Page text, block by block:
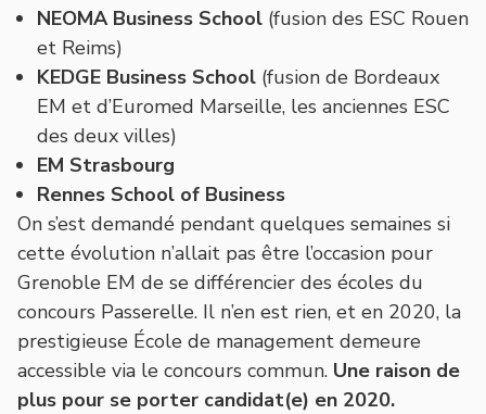
NEOMA Business School (fusion des ESC Rouen
et Reims)
KEDGE Business School (fusion de Bordeaux
EM et d’Euromed Marseille, les anciennes ESC
des deux villes)
EM Strasbourg
Rennes School of Business
On s’est demandé pendant quelques semaines si
cette évolution n’allait pas être l’occasion pour
Grenoble EM de se différencier des écoles du
concours Passerelle. Il n’en est rien, et en 2020, la
prestigieuse École de management demeure
accessible via le concours commun. Une raison de
plus pour se porter candidat(e) en 2020.